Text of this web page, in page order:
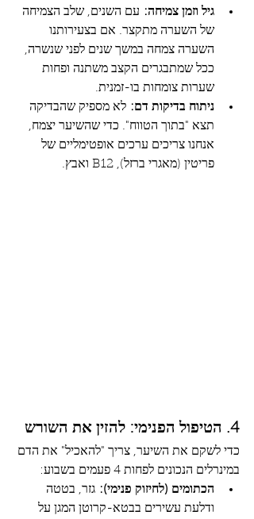
גיל וזמן צמיחה: עם השנים, שלב הצמיחה
של השערה מתקצר. אם בצעירותנו
השערה צמחה במשך שנים לפני שנשרה,
ככל שמתבגרים הקצב משתנה ופחות
שערות צומחות בו-זמנית.
ניתוח בדיקות דם: לא מספיק שהבדיקה
תצא "בתוך הטווח". כדי שהשיער יצמח,
אנחנו צריכים ערכים אופטימליים של
פריטין (מאגרי ברזל), B12 ואבץ.
4. הטיפול הפנימי: להזין את השורש
כדי לשקם את השיער, צריך "להאכיל" את הדם
במינרלים הנכונים לפחות 4 פעמים בשבוע:
הכתומים (לחיזוק פנימי): גזר, בטטה
ודלעת עשירים בבטא-קרוטן המגן על